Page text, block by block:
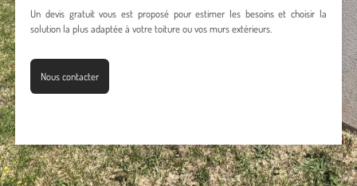
Un devis gratuit vous est proposé pour estimer les besoins et choisir la
solution la plus adaptée à votre toiture ou vos murs extérieurs.
Nous contacter